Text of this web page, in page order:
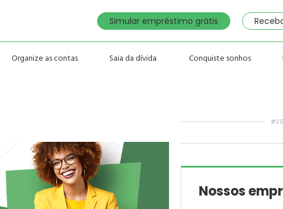
Simular empréstimo grátis
Organize as contas Saia da dívida Conquiste sonhos
Nossos